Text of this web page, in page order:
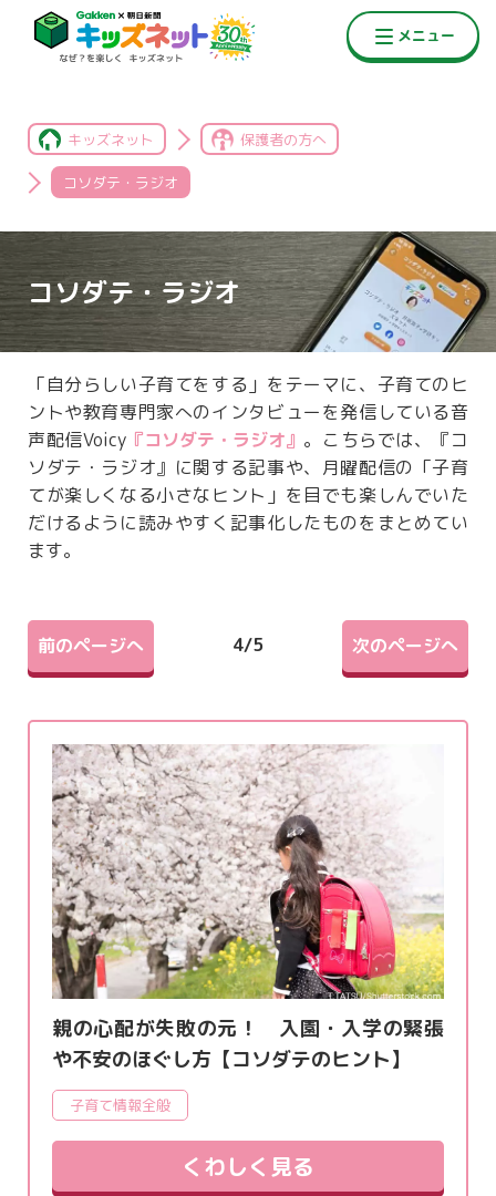
キッズネット 保護者の方へ
コソダテ・ラジオ
コソダテ・ラジオ
「自分らしい子育てをする」をテーマに、子育てのヒ
ントや教育専門家へのインタビューを発信している音
声配信Voicy『コソダテ・ラジオ』 。こちらでは、『コ
ソダテ・ラジオ』に関する記事や、月曜配信の「子育
てが楽しくなる小さなヒント」を目でも楽しんでいた
だけるように読みやすく記事化したものをまとめてい
ます。
前のページへ 次のページへ
4/5
親の心配が失敗の元！ 入園・入学の緊張
や不安のほぐし方【コソダテのヒント】
子育て情報全般
くわしく見る